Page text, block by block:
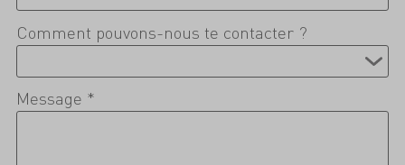
Comment pouvons-nous te contacter ?
Message *